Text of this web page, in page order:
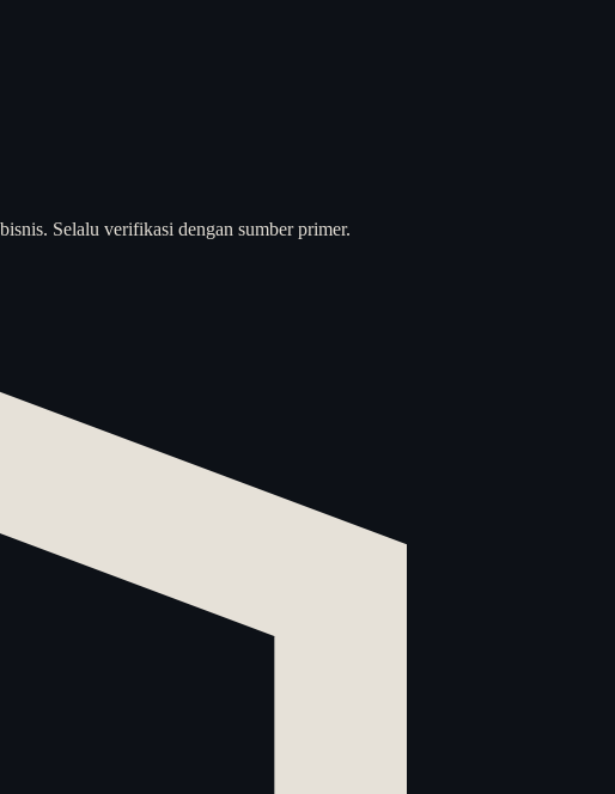
Selalu verifikasi dengan sumber primer.